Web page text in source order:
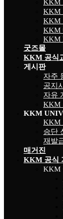
KKM
KKM
KKM
KKM
KKM
굿즈몰
KKM 공식
게시판
자주
공지
자유
KKM
KKM
KKM
승단
재발
매거진
KKM 공식
KKM